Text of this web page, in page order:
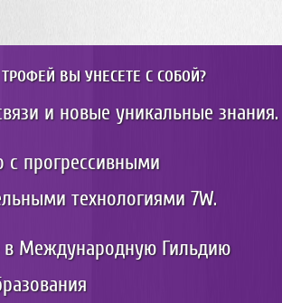
ВЫ УНЕСЕТЕ С СОБОЙ?
и новые уникальные знания.
с прогрессивными
технологиями 7W.
в Международную Гильдию